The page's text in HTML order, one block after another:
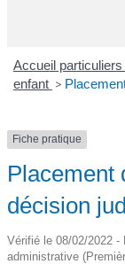
Accueil particuliers
enfant >
Fiche pratique
Placement
décision
Vérifié le 08/02/2022 -
administrative